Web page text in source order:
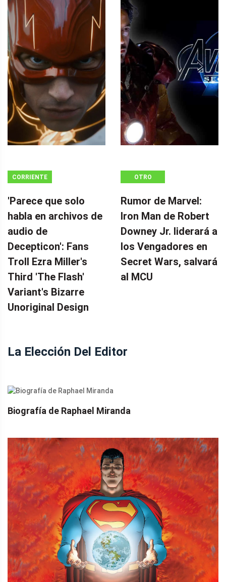
CORRIENTE
'Parece que solo
habla en archivos de
audio de
Decepticon': Fans
Troll Ezra Miller's
Third 'The Flash'
Variant's Bizarre
Unoriginal Design
OTRO
Rumor de Marvel:
Iron Man de Robert
Downey Jr. liderará a
los Vengadores en
Secret Wars, salvará
al MCU
La Elección Del Editor
Biografía de Raphael Miranda